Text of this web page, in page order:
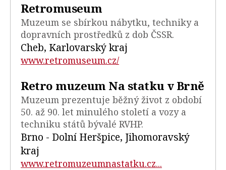
Retromuseum
Muzeum se sbírkou nábytku, techniky a
dopravních prostředků z dob ČSSR.
Cheb, Karlovarský kraj
www.retromuseum.cz/
Retro muzeum Na statku v Brně
Muzeum prezentuje běžný život z období
50. až 90. let minulého století a vozy a
techniku států bývalé RVHP.
Brno - Dolní Heršpice, Jihomoravský
kraj
www.retromuzeumnastatku.cz...